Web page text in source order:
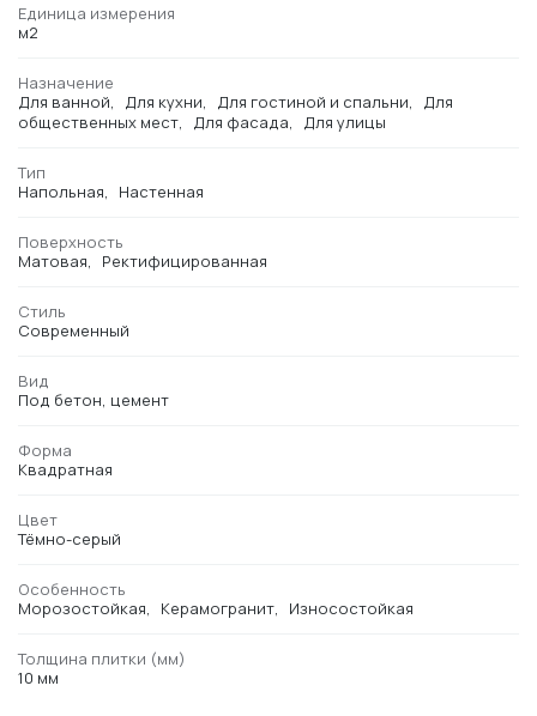
Единица измерения
м2
Назначение
Для ванной
Для кухни Для гостиной и спальни
Для
общественных мест
Для фасада Для улицы
Тип
Напольная
Настенная
Поверхность
Матовая
Ректифицированная
Стиль
Современный
Вид
Под бетон, цемент
Форма
Квадратная
Цвет
Тёмно-серый
Особенность
Морозостойкая
Керамогранит Износостойкая
Толщина плитки (мм)
10 мм